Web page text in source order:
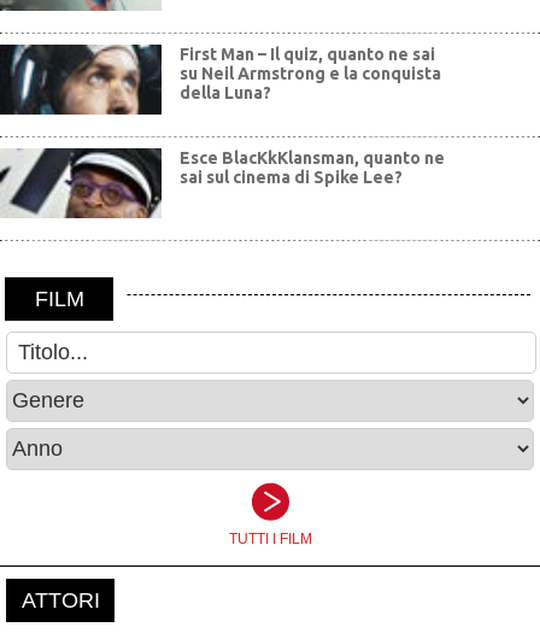
First Man – Il quiz, quanto ne sai
su Neil Armstrong e la conquista
della Luna?
Esce BlacKkKlansman, quanto ne
sai sul cinema di Spike Lee?